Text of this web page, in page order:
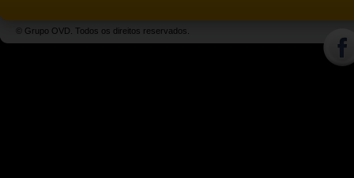
© Grupo OVD. Todos os direitos reservados.